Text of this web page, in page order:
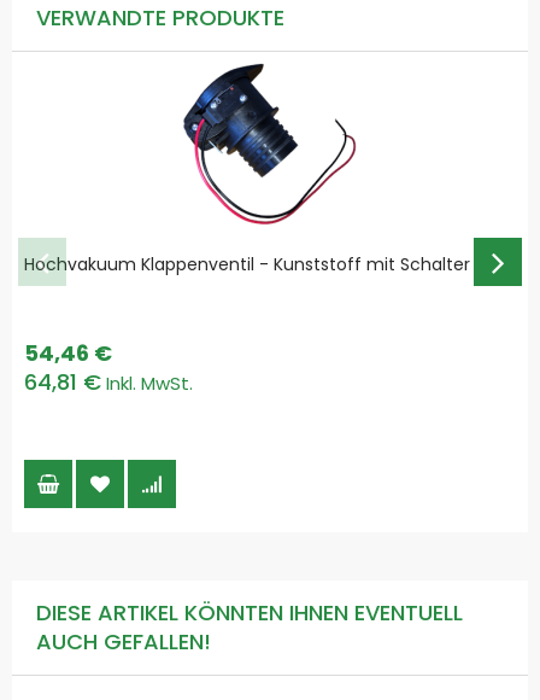
VERWANDTE PRODUKTE
Hochvakuum Klappenventil - Kunststoff mit Schalter
64,81 €
54,46 €
DIESE ARTIKEL KÖNNTEN IHNEN EVENTUELL
AUCH GEFALLEN!